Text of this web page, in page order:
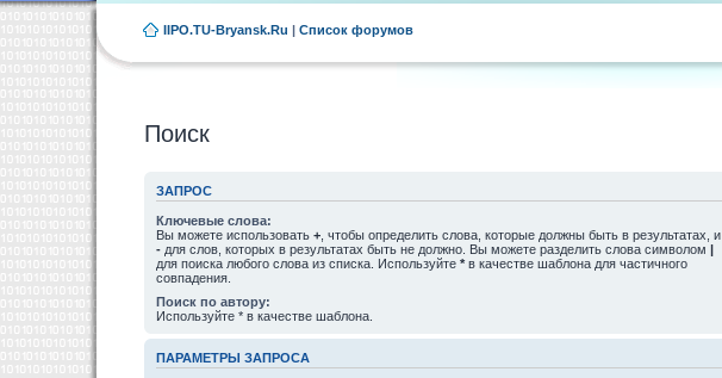
IIPO.TU-Bryansk.Ru | Список форумов
Поиск
ЗАПРОС
Ключевые слова:
Вы можете использовать + , чтобы определить слова, которые должны быть в результатах, и
- для слов, которых в результатах быть не должно. Вы можете разделить слова символом |
для поиска любого слова из списка. Используйте * в качестве шаблона для частичного
совпадения.
Поиск по автору:
Используйте * в качестве шаблона.
ПАРАМЕТРЫ ЗАПРОСА